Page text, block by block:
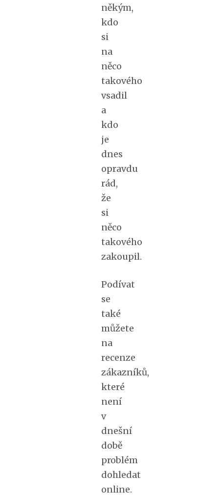
někým,
kdo
si
na
něco
takového
vsadil
a
kdo
je
dnes
opravdu
rád,
že
si
něco
takového
zakoupil.
Podívat
se
také
můžete
na
recenze
zákazníků,
které
není
v
dnešní
době
problém
dohledat
online.